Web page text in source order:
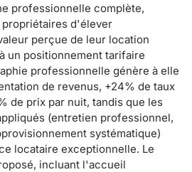
professionnelle complète,
d'élever
perçue de leur location
un positionnement tarifaire
professionnelle génère à elle
de revenus, +24% de taux
de prix par nuit, tandis que les
(entretien professionnel,
systématique)
locataire exceptionnelle. Le
incluant l'accueil